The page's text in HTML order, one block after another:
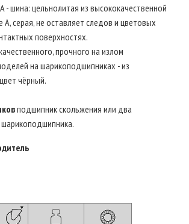
- шина: цельнолитая из высококачественной
A, серая, не оставляет следов и цветовых
поверхностях.
прочного на излом
на шарикоподшипниках - из
чёрный.
подшипник скольжения или два